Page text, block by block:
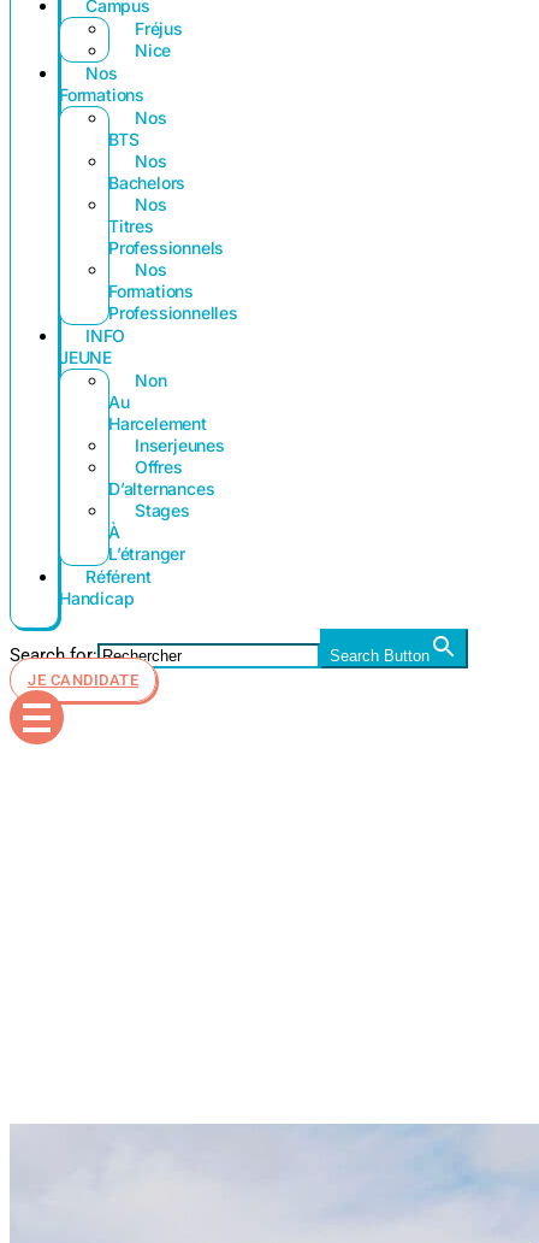
Campus
Fréjus
Nice
Nos
Formations
Nos
BTS
Nos
Bachelors
Nos
Titres
Professionnels
Nos
Formations
Professionnelles
INFO
JEUNE
Non
Au
Harcelement
Inserjeunes
Offres
D’alternances
Stages
À
L’étranger
Référent
Handicap
Search for:
Search Button
JE CANDIDATE